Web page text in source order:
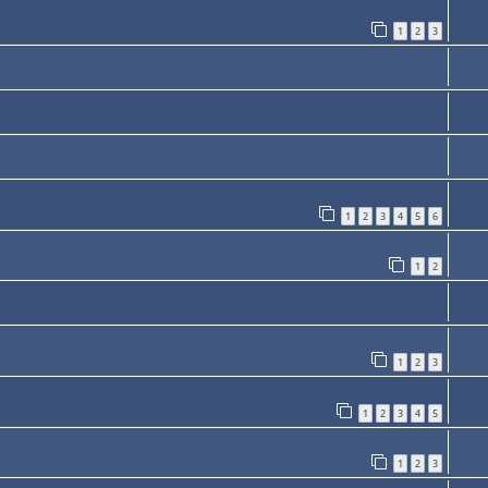
1 2 3
1 2 3 4 5 6
1 2
1 2 3
1 2 3 4 5
1 2 3